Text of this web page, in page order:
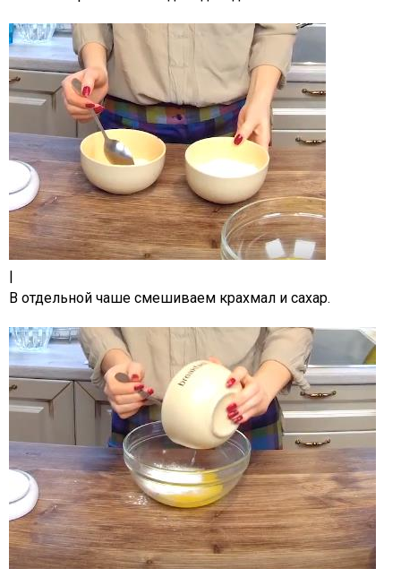
|
В отдельной чаше смешиваем крахмал и сахар.